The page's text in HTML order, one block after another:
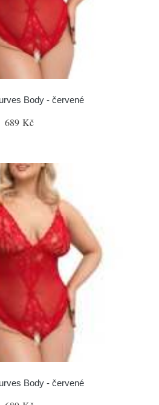
Body - červené
689 Kč
Body - červené